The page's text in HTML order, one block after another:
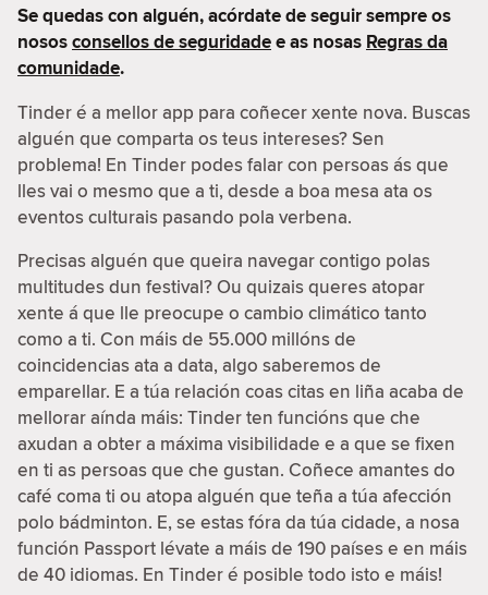
Se quedas con alguén, acórdate de seguir sempre os
nososconsellos de seguridadee as nosas Regras da
comunidade.
Tinder é a mellor app para coñecer xente nova. Buscas
alguén que comparta os teus intereses? Sen
problema! En Tinder podes falar con persoas ás que
lles vai o mesmo que a ti, desde a boa mesa ata os
eventos culturais pasando pola verbena.
Precisas alguén que queira navegar contigo polas
multitudes dun festival? Ou quizais queres atopar
xente á que lle preocupe o cambio climático tanto
como a ti. Con máis de 55.000 millóns de
coincidencias ata a data, algo saberemos de
emparellar. E a túa relación coas citas en liña acaba de
mellorar aínda máis: Tinder ten funcións que che
axudan a obter a máxima visibilidade e a que se fixen
en ti as persoas que che gustan. Coñece amantes do
café coma ti ou atopa alguén que teña a túa afección
polo bádminton. E, se estas fóra da túa cidade, a nosa
función Passport lévate a máis de 190 países e en máis
de 40 idiomas. En Tinder é posible todo isto e máis!